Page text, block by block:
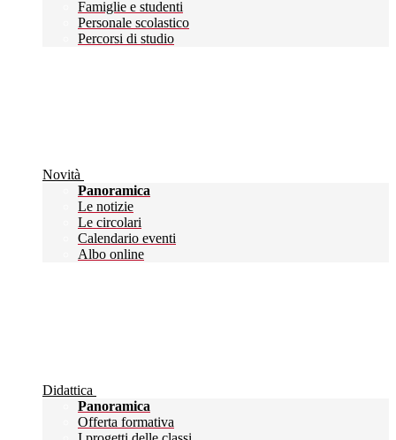
Famiglie e studenti
Personale scolastico
Percorsi di studio
Novità
Panoramica
Le notizie
Le circolari
Calendario eventi
Albo online
Didattica
Panoramica
Offerta formativa